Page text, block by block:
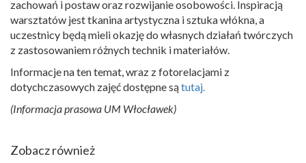
zachowań i postaw oraz rozwijanie osobowości. Inspiracją
warsztatów jest tkanina artystyczna i sztuka włókna, a
uczestnicy będą mieli okazję do własnych działań twórczych
z zastosowaniem różnych technik i materiałów.
Informacje na ten temat, wraz z fotorelacjami z
dotychczasowych zajęć dostępne sątutaj.
(Informacja prasowa UM Włocławek)
Zobacz również